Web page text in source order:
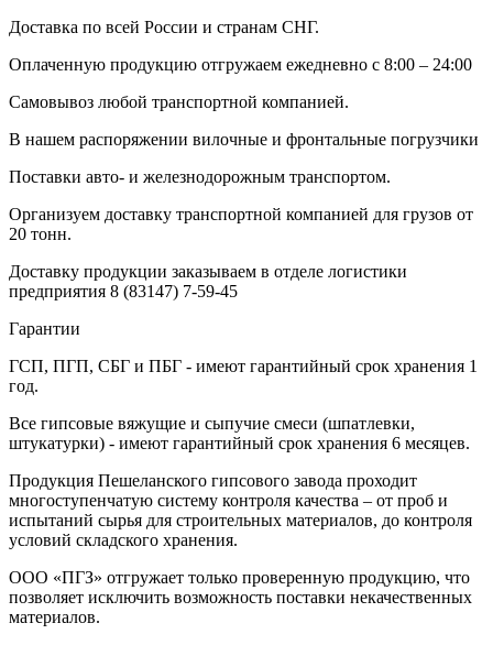
Доставка по всей России и странам СНГ.
Оплаченную продукцию отгружаем ежедневно с 8:00 – 24:00
Самовывоз любой транспортной компанией.
В нашем распоряжении вилочные и фронтальные погрузчики
Поставки авто- и железнодорожным транспортом.
Организуем доставку транспортной компанией для грузов от
20 тонн.
Доставку продукции заказываем в отделе логистики
предприятия 8 (83147) 7-59-45
Гарантии
ГСП, ПГП, СБГ и ПБГ - имеют гарантийный срок хранения 1
год.
Все гипсовые вяжущие и сыпучие смеси (шпатлевки,
штукатурки) - имеют гарантийный срок хранения 6 месяцев.
Продукция Пешеланского гипсового завода проходит
многоступенчатую систему контроля качества – от проб и
испытаний сырья для строительных материалов, до контроля
условий складского хранения.
ООО «ПГЗ» отгружает только проверенную продукцию, что
позволяет исключить возможность поставки некачественных
материалов.